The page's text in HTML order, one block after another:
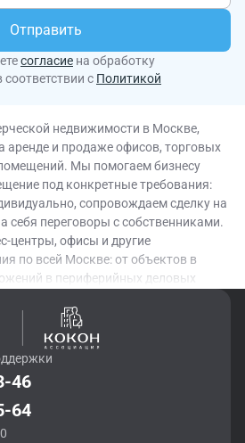
Отправить
согласие на обработку
с Политикой
недвижимости в Москве,
аренде и продаже офисов, торговых
Мы помогаем бизнесу
под конкретные требования:
сопровождаем сделку на
себя переговоры с собственниками.
центры, офисы и другие
по всей Москве: от объектов в
в периферийных деловых
сопровождения сделок, OF.RU
консалтинговые услуги:
стоимость объекта, разобраться
и принять взвешенное решение
и юридический консалтинг,
и оценка реальной доходности и
46
64